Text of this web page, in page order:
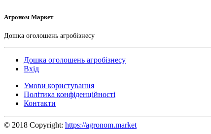
Агроном Маркет
Дошка оголошень агробізнесу
Дошка оголошень агробізнесу
Вхід
Умови користування
Політика конфіденційності
Контакти
© 2018 Copyright: https://agronom.market